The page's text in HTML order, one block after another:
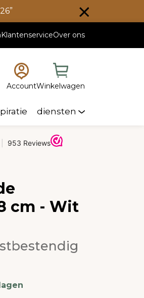
KlantenserviceOver ons
AccountWinkelwagen
diensten
cm - Wit